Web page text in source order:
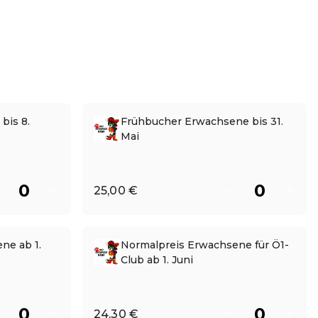
8.
Frühbucher Erwachsene bis 31.
Mai
25,00 €
ab 1.
Normalpreis Erwachsene für Ö1-
Club ab 1. Juni
24,30 €